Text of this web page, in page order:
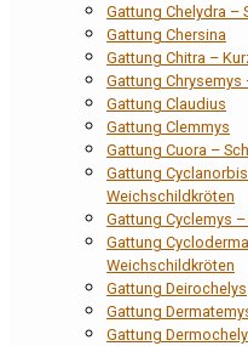
Gattung Chelydra –
Gattung Chersina
Gattung Chitra –
Gattung
Gattung Claudius
Gattung Clemmys
Gattung Cuora –
Gattung
Weichschildkröten
Gattung Cyclemys
Gattung
Weichschildkröten
Gattung Deirochelys
Gattung
Gattung